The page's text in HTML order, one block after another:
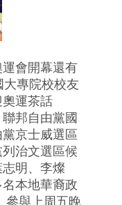
運會開幕還有
專院校校友
運茶話
邦自由黨國
京士威選區
治文選區候
明、李燦
本地華裔政
參與上周五晚